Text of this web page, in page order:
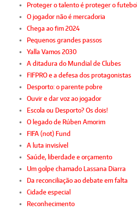
Proteger o talento é proteger o futebol
O jogador não é mercadoria
Chega ao fim 2024
Pequenos grandes passos
Yalla Vamos 2030
A ditadura do Mundial de Clubes
FIFPRO e a defesa dos protagonistas
Desporto: o parente pobre
Ouvir e dar voz ao jogador
Escola ou Desporto? Os dois!
O legado de Rúben Amorim
FIFA (not) Fund
A luta invisível
Saúde, liberdade e orçamento
Um golpe chamado Lassana Diarra
Da reconciliação ao debate em falta
Cidade especial
Reconhecimento